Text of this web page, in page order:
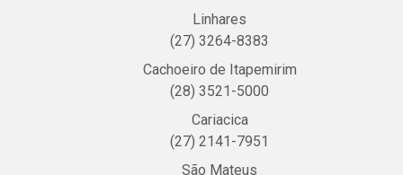
Linhares
(27) 3264-8383
Cachoeiro de Itapemirim
(28) 3521-5000
Cariacica
(27) 2141-7951
São Mateus